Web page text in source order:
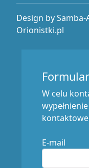
Design by
Orionistki.pl
W celu
E-mail